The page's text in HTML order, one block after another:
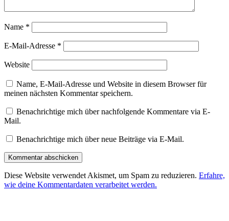
Name *
E-Mail-Adresse *
Website
Name, E-Mail-Adresse und Website in diesem Browser für
meinen nächsten Kommentar speichern.
Benachrichtige mich über nachfolgende Kommentare via E-
Mail.
Benachrichtige mich über neue Beiträge via E-Mail.
Diese Website verwendet Akismet, um Spam zu reduzieren. Erfahre,
wie deine Kommentardaten verarbeitet werden.